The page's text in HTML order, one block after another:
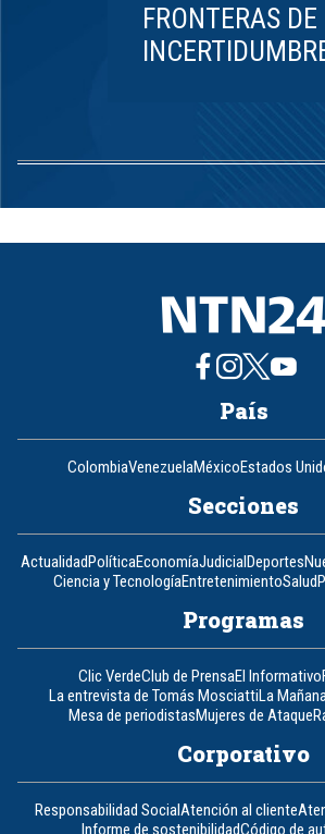
FRONTERAS DE
8
País
ColombiaVenezuelaMéxicoEstados
Secciones
ActualidadPolíticaEconomíaJudicialDeportes
Ciencia y TecnologíaEntretenimientoSalud
Programas
Clic VerdeClub de PrensaEl Informativo
La entrevista de Tomás MosciattiLa Mañana
Mesa de periodistasMujeres de Ataque
Corporativo
Responsabilidad SocialAtención al cliente
Informe de sostenibilidadCódigo de